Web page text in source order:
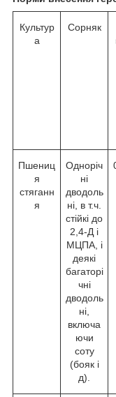
Культур
а
Сорняк
Пшениц
я
стяганн
я
Одноріч
ні
дводоль
ні, в т.ч.
стійкі до
2,4-Д і
МЦПА, і
деякі
багаторі
чні
дводоль
ні,
включа
ючи
соту
(бояк і
д).